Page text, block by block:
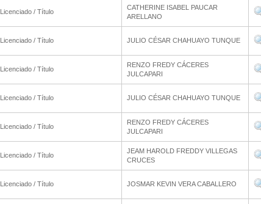
Licenciado / Título
CATHERINE ISABEL PAUCAR
ARELLANO
Licenciado / Título JULIO CÉSAR CHAHUAYO TUNQUE
Licenciado / Título
RENZO FREDY CÁCERES
JULCAPARI
Licenciado / Título JULIO CÉSAR CHAHUAYO TUNQUE
Licenciado / Título
RENZO FREDY CÁCERES
JULCAPARI
Licenciado / Título
JEAM HAROLD FREDDY VILLEGAS
CRUCES
Licenciado / Título JOSMAR KEVIN VERA CABALLERO